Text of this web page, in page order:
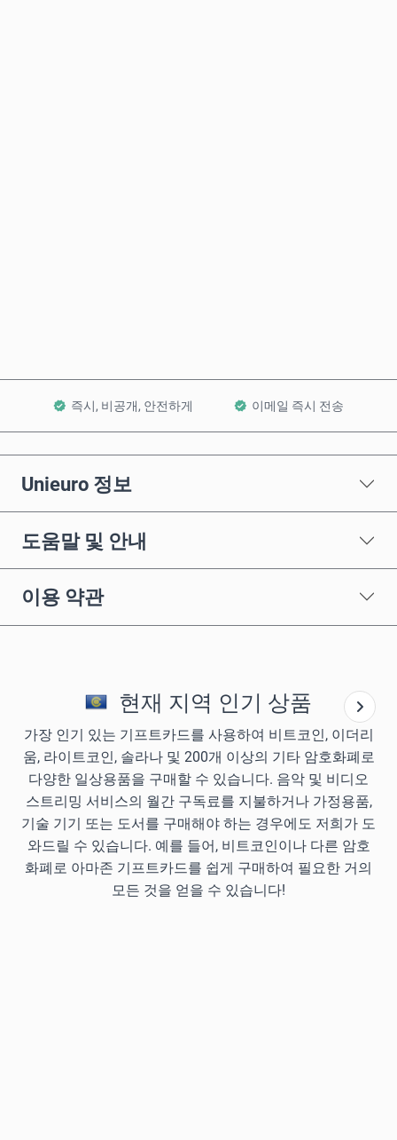
즉시, 비공개, 안전하게 이메일 즉시 전송
Unieuro 정보
도움말 및 안내
이용 약관
현재 지역 인기 상품
가장 인기 있는 기프트카드를 사용하여 비트코인, 이더리
움, 라이트코인, 솔라나 및 200개 이상의 기타 암호화폐로
다양한 일상용품을 구매할 수 있습니다. 음악 및 비디오
스트리밍 서비스의 월간 구독료를 지불하거나 가정용품,
기술 기기 또는 도서를 구매해야 하는 경우에도 저희가 도
와드릴 수 있습니다. 예를 들어, 비트코인이나 다른 암호
화폐로 아마존 기프트카드를 쉽게 구매하여 필요한 거의
모든 것을 얻을 수 있습니다!